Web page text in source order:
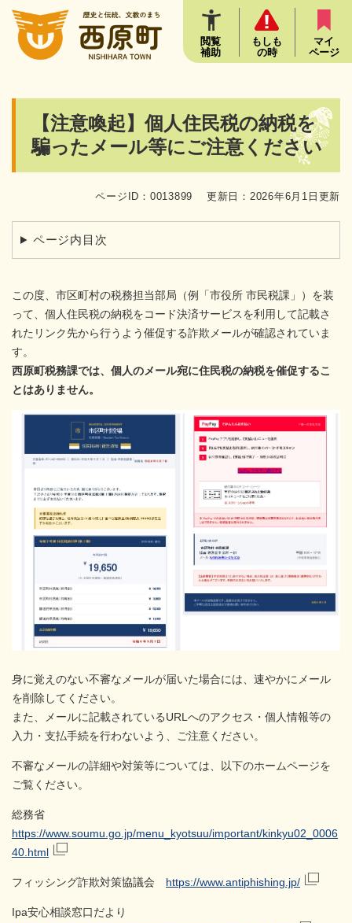
メニューを飛ばして本文へ
閲覧
補助
もしも
の時
マイ
ページ
【注意喚起】個人住民税の納税を
騙ったメール等にご注意ください
ページID：0013899 更新日：2026年6月1日更新
ページ内目次
この度、市区町村の税務担当部局（例「市役所 市民税課」）を装
って、個人住民税の納税をコード決済サービスを利用して記載さ
れたリンク先から行うよう催促する詐欺メールが確認されていま
す。​
西原町税務課では、個人のメール宛に住民税の納税を催促するこ
とはありません。
身に覚えのない不審なメールが届いた場合には、速やかにメール
を削除してください。
また、メールに記載されているURLへのアクセス・個人情報等の
入力・支払手続を行わないよう、ご注意ください。
不審なメールの詳細や対策等については、以下のホームページを
ご覧ください。
総務省
https://www.soumu.go.jp/menu_kyotsuu/important/kinkyu02_0006
40.html
フィッシング詐欺対策協議会 https://www.antiphishing.jp/
Ipa安心相談窓口だより